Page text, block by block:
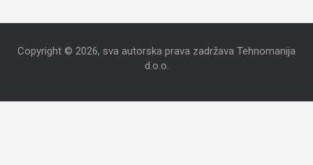
Copyright © 2026, sva autorska prava zadržava Tehnomanija
d.o.o.